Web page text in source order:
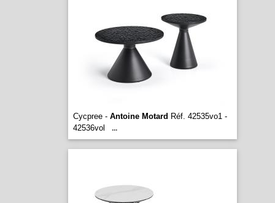
Cycpree - Antoine Motard Réf. 42535vo1 -
42536vol
...